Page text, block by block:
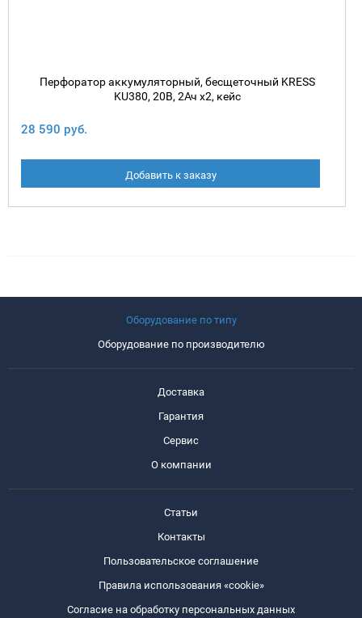
Перфоратор аккумуляторный, бесщеточный KRESS
KU380, 20В, 2Ач х2, кейс
28 590 руб.
Добавить к заказу
Оборудование по типу
Оборудование по производителю
Доставка
Гарантия
Сервис
О компании
Статьи
Контакты
Пользовательское соглашение
Правила использования «cookie»
Согласие на обработку персональных данных